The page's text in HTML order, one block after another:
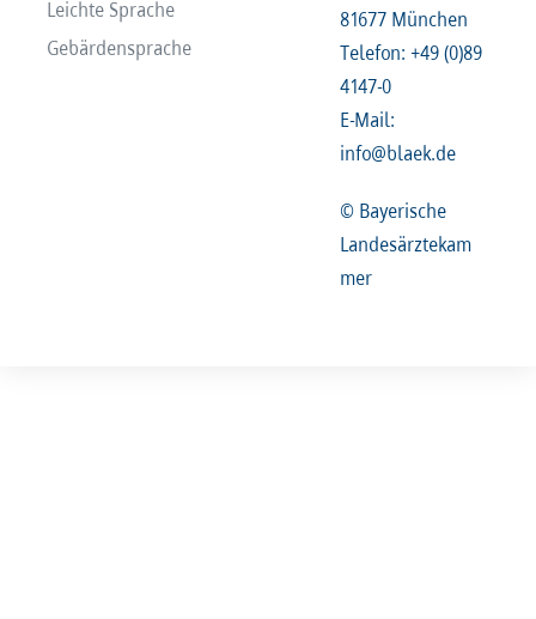
Leichte Sprache
Gebärdensprache
81677 München
Telefon: +49 (0)89
4147-0
E-Mail:
info@blaek.de
© Bayerische
Landesärztekam
mer